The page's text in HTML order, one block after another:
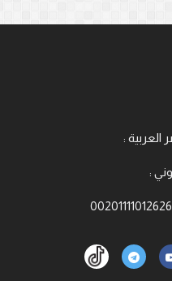
:
:
00201111012626